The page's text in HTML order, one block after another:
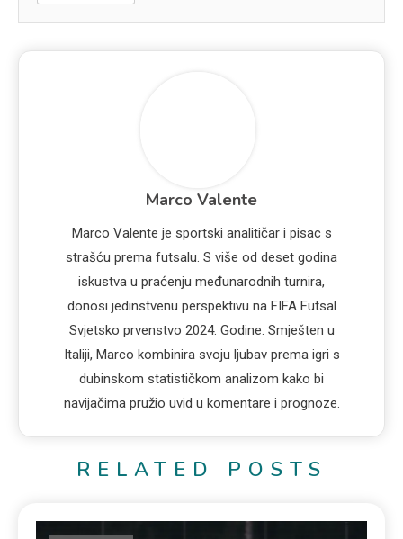
Marco Valente
Marco Valente je sportski analitičar i pisac s
strašću prema futsalu. S više od deset godina
iskustva u praćenju međunarodnih turnira,
donosi jedinstvenu perspektivu na FIFA Futsal
Svjetsko prvenstvo 2024. Godine. Smješten u
Italiji, Marco kombinira svoju ljubav prema igri s
dubinskom statističkom analizom kako bi
navijačima pružio uvid u komentare i prognoze.
RELATED POSTS